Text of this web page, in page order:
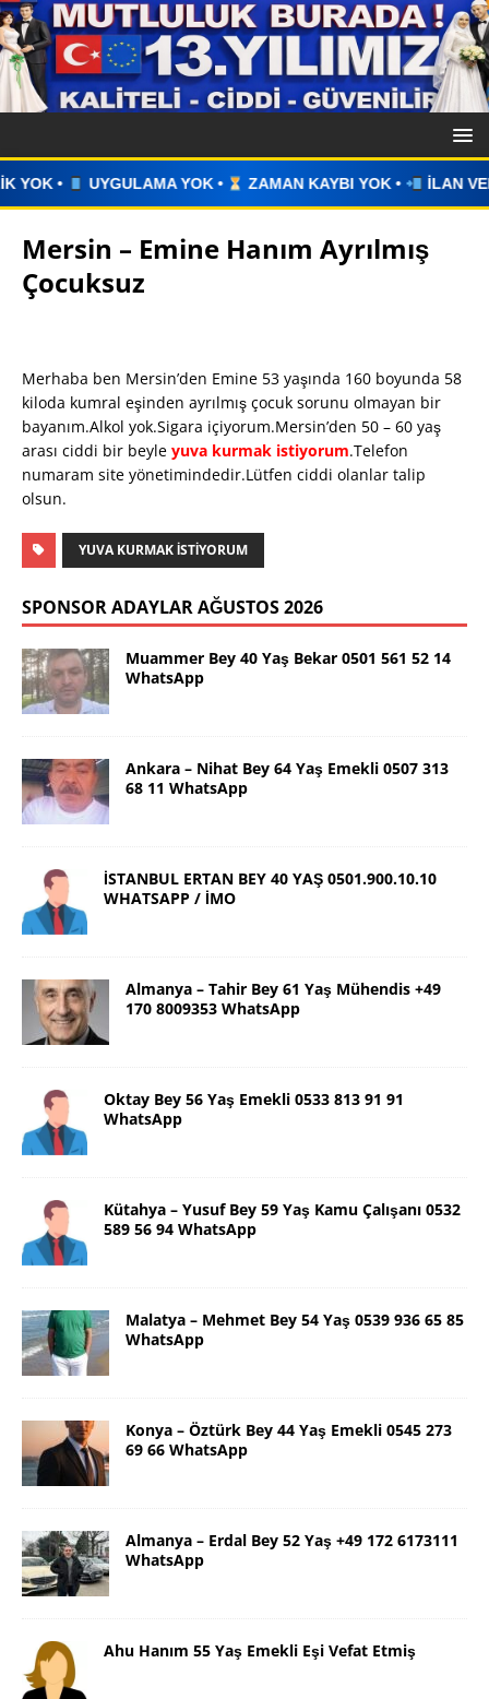
YOK • ZAMAN KAYBI YOK • İLAN VERİN • WHATSAPP
Mersin – Emine Hanım Ayrılmış
Çocuksuz
Merhaba ben Mersin’den Emine 53 yaşında 160 boyunda 58
kiloda kumral eşinden ayrılmış çocuk sorunu olmayan bir
bayanım.Alkol yok.Sigara içiyorum.Mersin’den 50 – 60 yaş
arası ciddi bir beyle yuva kurmak istiyorum.Telefon
numaram site yönetimindedir.Lütfen ciddi olanlar talip
olsun.
YUVA KURMAK ISTIYORUM
SPONSOR ADAYLAR AĞUSTOS 2026
Muammer Bey 40 Yaş Bekar 0501 561 52 14
WhatsApp
Ankara – Nihat Bey 64 Yaş Emekli 0507 313
68 11 WhatsApp
İSTANBUL ERTAN BEY 40 YAŞ 0501.900.10.10
WHATSAPP / İMO
Almanya – Tahir Bey 61 Yaş Mühendis +49
170 8009353 WhatsApp
Oktay Bey 56 Yaş Emekli 0533 813 91 91
WhatsApp
Kütahya – Yusuf Bey 59 Yaş Kamu Çalışanı 0532
589 56 94 WhatsApp
Malatya – Mehmet Bey 54 Yaş 0539 936 65 85
WhatsApp
Konya – Öztürk Bey 44 Yaş Emekli 0545 273
69 66 WhatsApp
Almanya – Erdal Bey 52 Yaş +49 172 6173111
WhatsApp
Ahu Hanım 55 Yaş Emekli Eşi Vefat Etmiş